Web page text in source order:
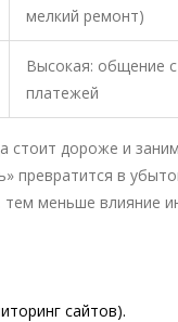
мелкий ремонт)
Высокая: общение
платежей
стоит дороже и
превратится в
меньше влияние
сайтов).